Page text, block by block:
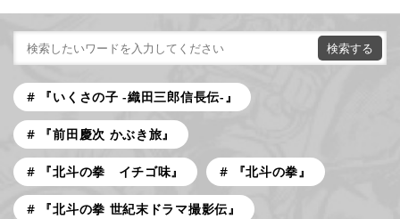
『いくさの子 -織田三郎信長伝-』
『前田慶次 かぶき旅』
『北斗の拳 イチゴ味』 『北斗の拳』
『北斗の拳 世紀末ドラマ撮影伝』